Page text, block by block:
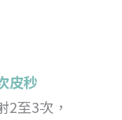
皮秒
2至3次，